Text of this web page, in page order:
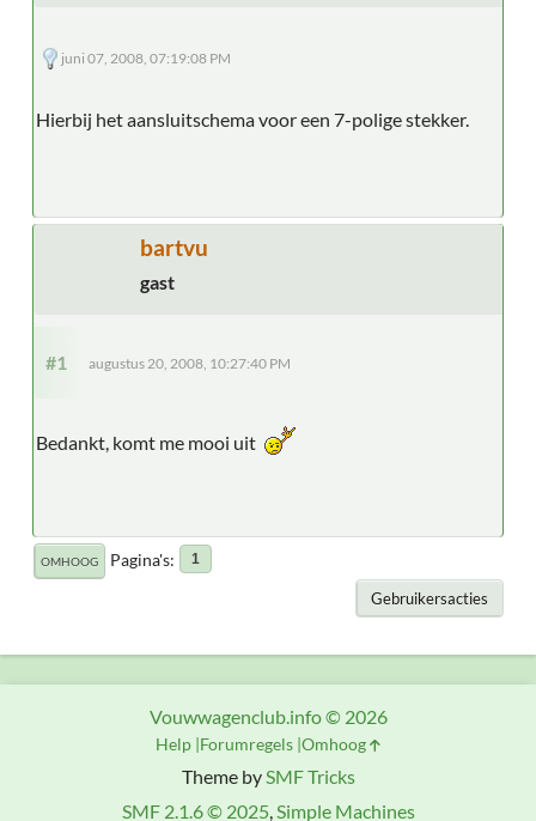
juni 07, 2008, 07:19:08 PM
Hierbij het aansluitschema voor een 7-polige stekker.
bartvu
gast
#1 augustus 20, 2008, 10:27:40 PM
Bedankt, komt me mooi uit
OMHOOG Pagina's 1
Gebruikersacties
Theme bySMF Tricks
SMF 2.1.6 © 2025,Simple Machines
Vouwwagenclub.info © 2026
Help Forumregels Omhoog